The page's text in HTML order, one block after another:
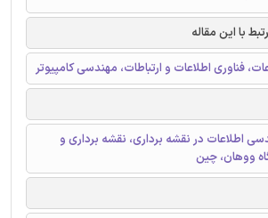
با این مقاله
فناوری اطلاعات و ارتباطات، مهندسی کامپیوتر
اطلاعات در نقشه برداری، نقشه برداری و
ووهان، چین